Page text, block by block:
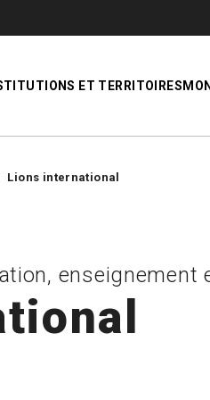
ET TERRITOIRES
Lions international
enseignement